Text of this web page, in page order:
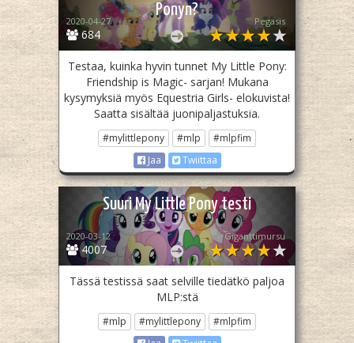
Ponyn?
684
2020-04-27 Pegasis
Testaa, kuinka hyvin tunnet My Little Pony:
Friendship is Magic- sarjan! Mukana
kysymyksiä myös Equestria Girls- elokuvista!
Saatta sisältää juonipaljastuksia.
#mylittlepony #mlp
#mlpfim
Jaa
Twiittaa
Suuri My Little Pony testi
4007
2020-03-12 Giganttimursu
Tässä testissä saat selville tiedätkö paljoa
MLP:stä
#mlp #mylittlepony
#mlpfim